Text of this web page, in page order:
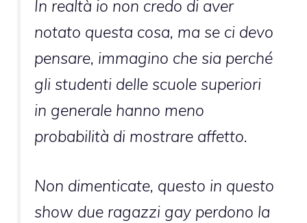
In realtà io non credo di aver
notato questa cosa, ma se ci devo
pensare, immagino che sia perché
gli studenti delle scuole superiori
in generale hanno meno
probabilità di mostrare affetto.
Non dimenticate, questo in questo
show due ragazzi gay perdono la